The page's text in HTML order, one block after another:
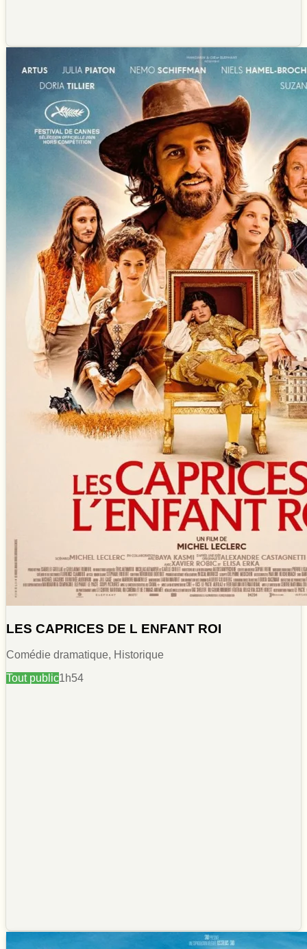
LES CAPRICES DE L ENFANT ROI
Comédie dramatique, Historique
Tout public1h54